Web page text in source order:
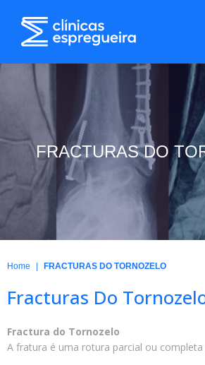
FRACTURAS DO
Home | FRACTURAS DO TORNOZELO
Fracturas Do
Fractura do Tornozelo
A fratura é uma rotura parcial ou